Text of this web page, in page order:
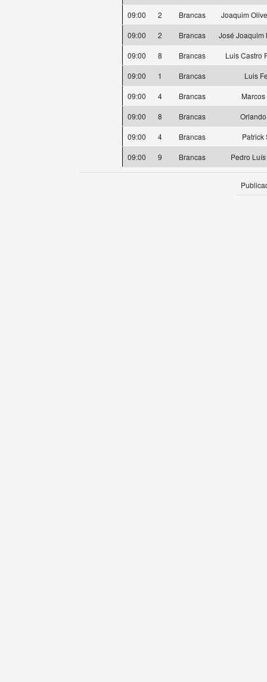
09:00
2 Brancas
Joaquim
09:00
2 Brancas
José Joaquim
09:00
8 Brancas
Luis Castro
09:00
1 Brancas
Luis
09:00
4 Brancas
Marcos
09:00
8 Brancas
09:00
4 Brancas
Patrick
09:00
9 Brancas Pedro